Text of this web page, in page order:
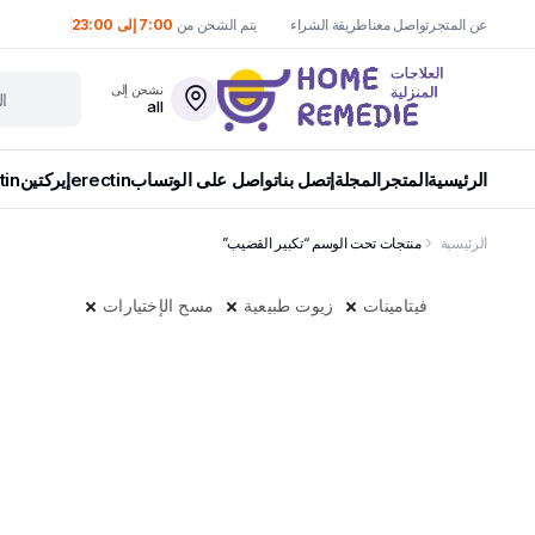
عن المتجرتواصل معناطريقة الشراء يتم الشحن من 7:00 إلى 23:00
نشحن إلى
all
الرئيسيةالمتجر المجلةإتصل بناتواصل على الوتسابerectinإيركتين
الرئيسية منتجات تحت الوسم “تكبير القضيب”
مسح الإختيارات زيوت طبيعية فيتامينات